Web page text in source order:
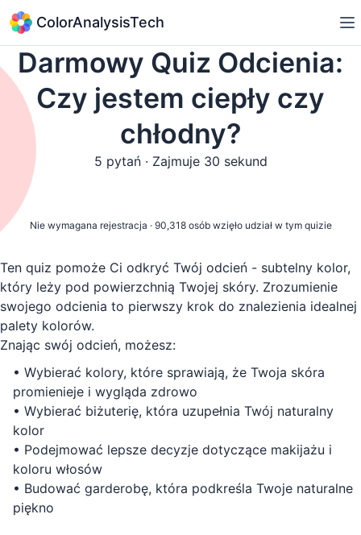
ColorAnalysisTech
Darmowy Quiz Odcienia:
Czy jestem ciepły czy
chłodny?
5 pytań · Zajmuje 30 sekund
Nie wymagana rejestracja · 90,318 osób wzięło udział w tym quizie
Ten quiz pomoże Ci odkryć Twój odcień - subtelny kolor,
który leży pod powierzchnią Twojej skóry. Zrozumienie
swojego odcienia to pierwszy krok do znalezienia idealnej
palety kolorów.
Znając swój odcień, możesz:
• Wybierać kolory, które sprawiają, że Twoja skóra
promienieje i wygląda zdrowo
• Wybierać biżuterię, która uzupełnia Twój naturalny
kolor
• Podejmować lepsze decyzje dotyczące makijażu i
koloru włosów
• Budować garderobę, która podkreśla Twoje naturalne
piękno